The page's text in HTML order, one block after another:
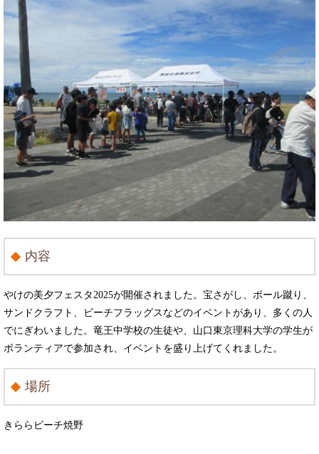
内容
やけの美夕フェスタ2025が開催されました。宝さがし、ボール蹴り、
サンドクラフト、ビーチフラッグスなどのイベントがあり、多くの人
でにぎわいました。竜王中学校の生徒や、山口東京理科大学の学生が
ボランティアで参加され、イベントを盛り上げてくれました。
場所
きららビーチ焼野